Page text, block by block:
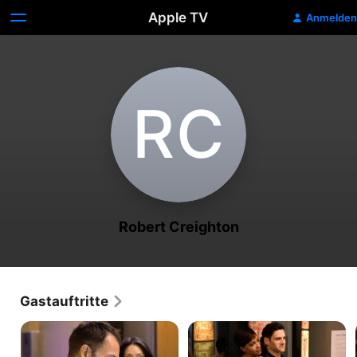
Apple TV Anmelden
R‌C
Robert Creighton
Gastauftritte